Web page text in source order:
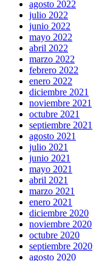
agosto 2022
julio 2022
junio 2022
mayo 2022
abril 2022
marzo 2022
febrero 2022
enero 2022
diciembre 2021
noviembre 2021
octubre 2021
septiembre 2021
agosto 2021
julio 2021
junio 2021
mayo 2021
abril 2021
marzo 2021
enero 2021
diciembre 2020
noviembre 2020
octubre 2020
septiembre 2020
agosto 2020